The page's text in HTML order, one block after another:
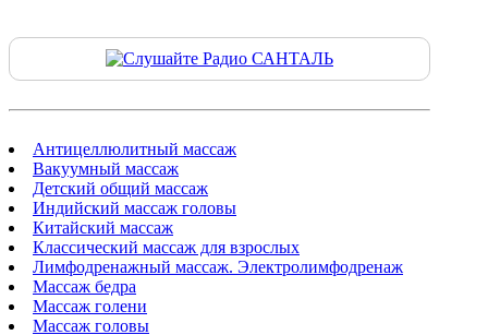
Антицеллюлитный массаж
Вакуумный массаж
Детский общий массаж
Индийский массаж головы
Китайский массаж
Классический массаж для взрослых
Лимфодренажный массаж. Электролимфодренаж
Массаж бедра
Массаж голени
Массаж головы